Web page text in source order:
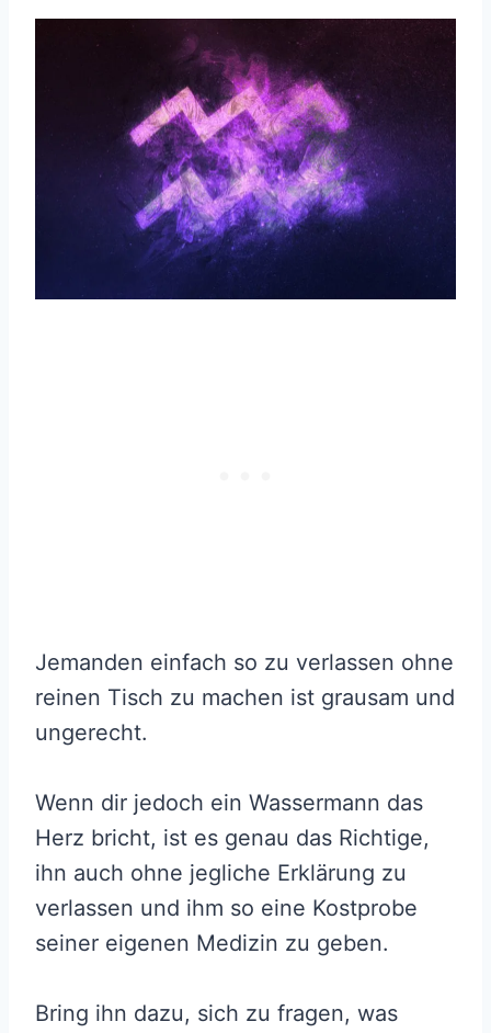
Jemanden einfach so zu verlassen ohne
reinen Tisch zu machen ist grausam und
ungerecht.
Wenn dir jedoch ein Wassermann das
Herz bricht, ist es genau das Richtige,
ihn auch ohne jegliche Erklärung zu
verlassen und ihm so eine Kostprobe
seiner eigenen Medizin zu geben.
Bring ihn dazu, sich zu fragen, was